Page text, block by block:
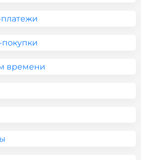
времени